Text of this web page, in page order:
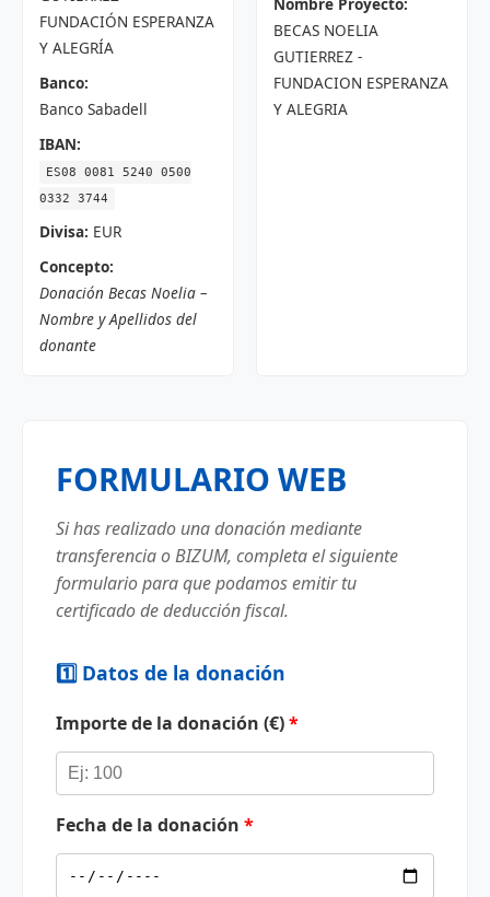
FUNDACIÓN ESPERANZA
Y ALEGRÍA
Banco:
Banco Sabadell
IBAN:
ES08 0081 5240 0500
0332 3744
Divisa: EUR
Concepto:
Donación Becas Noelia –
Nombre y Apellidos del
donante
BECAS NOELIA
GUTIERREZ -
FUNDACION ESPERANZA
Y ALEGRIA
FORMULARIO WEB
Si has realizado una donación mediante
transferencia o BIZUM, completa el siguiente
formulario para que podamos emitir tu
certificado de deducción fiscal.
1️⃣ Datos de la donación
Importe de la donación (€)*
Fecha de la donación *